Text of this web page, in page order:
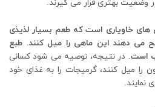
وضعیت بهتری قرار می گیرند.
های خاویاری است که طعم بسیار لذیذی
می دهند این ماهی را میل کنند. طبع
است. در نتیجه، توصیه می شود کسانی
را میل کنند، گرمیجات را به غذای خود
نمایند.